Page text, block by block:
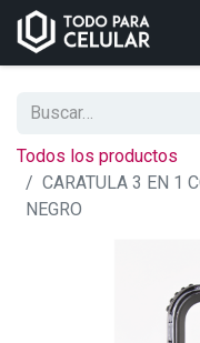
Todos los productos
CARATULA 3 EN 1
NEGRO